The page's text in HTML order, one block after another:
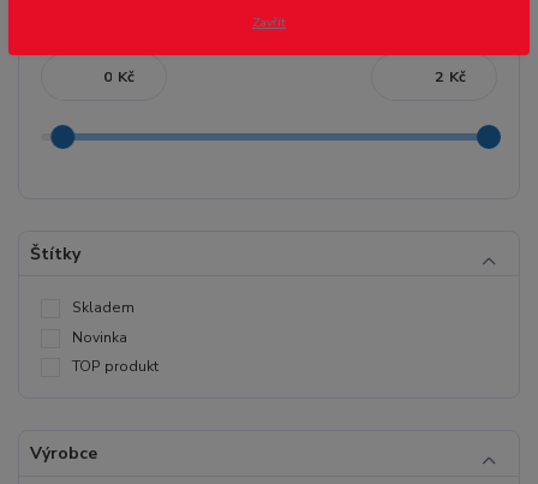
Kč Kč
Štítky
Skladem
Novinka
TOP produkt
Výrobce
Zavřít